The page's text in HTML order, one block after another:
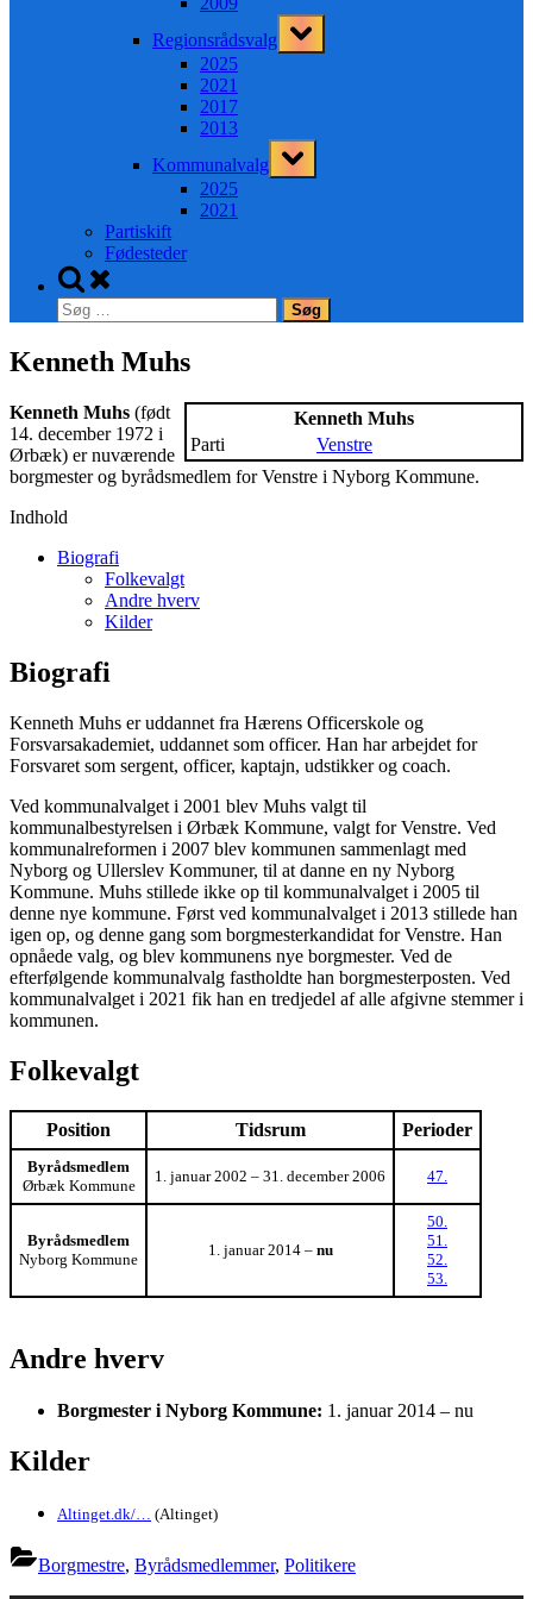
Regionsrådsvalg
Toggle
sub-
2025
2021
2017
2013
Kommunalvalg
Toggle
sub-
2025
2021
Partiskift
Fødesteder
Toggle
search
form
Søg
efter:
Kenneth Muhs
Kenneth Muhs
Parti
Venstre
Kenneth Muhs (født
14. december 1972 i
Ørbæk) er nuværende
borgmester og byrådsmedlem for Venstre i Nyborg Kommune.
Indhold
Biografi
Folkevalgt
Andre hverv
Kilder
Biografi
Kenneth Muhs er uddannet fra Hærens Officerskole og
Forsvarsakademiet, uddannet som officer. Han har arbejdet for
Forsvaret som sergent, officer, kaptajn, udstikker og coach.
Ved kommunalvalget i 2001 blev Muhs valgt til
kommunalbestyrelsen i Ørbæk Kommune, valgt for Venstre. Ved
kommunalreformen i 2007 blev kommunen sammenlagt med
Nyborg og Ullerslev Kommuner, til at danne en ny Nyborg
Kommune. Muhs stillede ikke op til kommunalvalget i 2005 til
denne nye kommune. Først ved kommunalvalget i 2013 stillede han
igen op, og denne gang som borgmesterkandidat for Venstre. Han
opnåede valg, og blev kommunens nye borgmester. Ved de
efterfølgende kommunalvalg fastholdte han borgmesterposten. Ved
kommunalvalget i 2021 fik han en tredjedel af alle afgivne stemmer i
kommunen.
Folkevalgt
Position Tidsrum Perioder
Byrådsmedlem
Ørbæk Kommune
1. januar 2002 – 31. december 2006 47.
Byrådsmedlem
Nyborg Kommune
1. januar 2014 – nu
50.
51.
52.
53.
Andre hverv
Borgmester i Nyborg Kommune: 1. januar 2014 – nu
Kilder
Altinget.dk/… (Altinget)
Borgmestre, Byrådsmedlemmer, Politikere